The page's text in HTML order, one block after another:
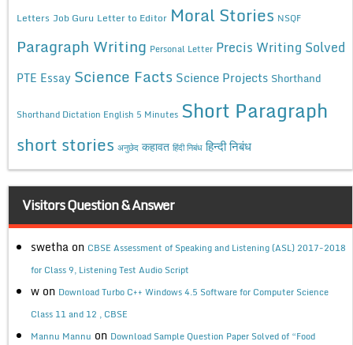
Letters Job Guru Letter to Editor Moral Stories NSQF
Paragraph Writing Personal Letter Precis Writing Solved
PTE Essay Science Facts Science Projects Shorthand
Shorthand Dictation English 5 Minutes Short Paragraph
short stories अनुछेद कहावत हिंदी निबंध हिन्दी निबंध
Visitors Question & Answer
swetha on CBSE Assessment of Speaking and Listening (ASL) 2017-2018
for Class 9, Listening Test Audio Script
w on Download Turbo C++ Windows 4.5 Software for Computer Science
Class 11 and 12 , CBSE
Mannu Mannu on Download Sample Question Paper Solved of “Food